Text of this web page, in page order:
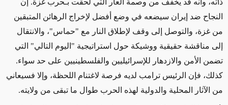
ذاته، وأنه قد يخفف من وصمة العار التي لحقت بـحرب غزة. إن
النجاح ضد إيران سيضعه في وضع أفضل لإخراج الرهائن المتبقين
من غزة، والتوصل إلى وقف لإطلاق النار مع "حماس"، والانتقال
إلى مناقشة حقيقية ووشيكة حول استراتيجية "اليوم التالي" التي
تضمن الأمن والازدهار للإسرائيليين والفلسطينيين على حد سواء.
كذلك، فإن الرئيس ترامب لديه فرصة لاغتنام اللحظة، وإلا فسيعاني
من الآثار المحلية والدولية لهذه الحرب طوال ما تبقى من ولايته.